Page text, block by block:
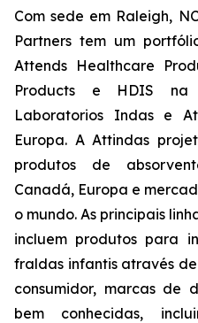
Com sede em Raleigh,
Partners tem um
Attends Healthcare
Products e HDIS
Laboratorios Indas e
Europa. A Attindas
produtos de
Canadá, Europa e
o mundo. As principais
incluem produtos para
fraldas infantis através
consumidor, marcas de
bem conhecidas,